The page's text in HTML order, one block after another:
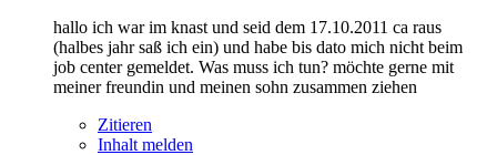
hallo ich war im knast und seid dem 17.10.2011 ca raus
(halbes jahr saß ich ein) und habe bis dato mich nicht beim
job center gemeldet. Was muss ich tun? möchte gerne mit
meiner freundin und meinen sohn zusammen ziehen
Zitieren
Inhalt melden